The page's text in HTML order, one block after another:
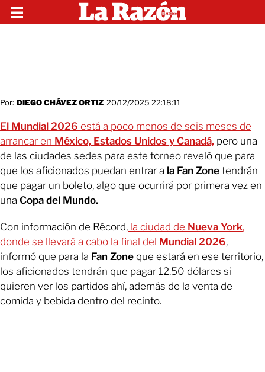
Por: DIEGO CHÁVEZ ORTIZ 20/12/2025 22:18:11
El Mundial 2026 está a poco menos de seis meses de
arrancar en México, Estados Unidos y Canadá, pero una
de las ciudades sedes para este torneo reveló que para
que los aficionados puedan entrar a la Fan Zone tendrán
que pagar un boleto, algo que ocurrirá por primera vez en
una Copa del Mundo.
Con información de Récord, la ciudad de Nueva York,
donde se llevará a cabo la final del Mundial 2026,
informó que para la Fan Zone que estará en ese territorio,
los aficionados tendrán que pagar 12.50 dólares si
quieren ver los partidos ahí, además de la venta de
comida y bebida dentro del recinto.